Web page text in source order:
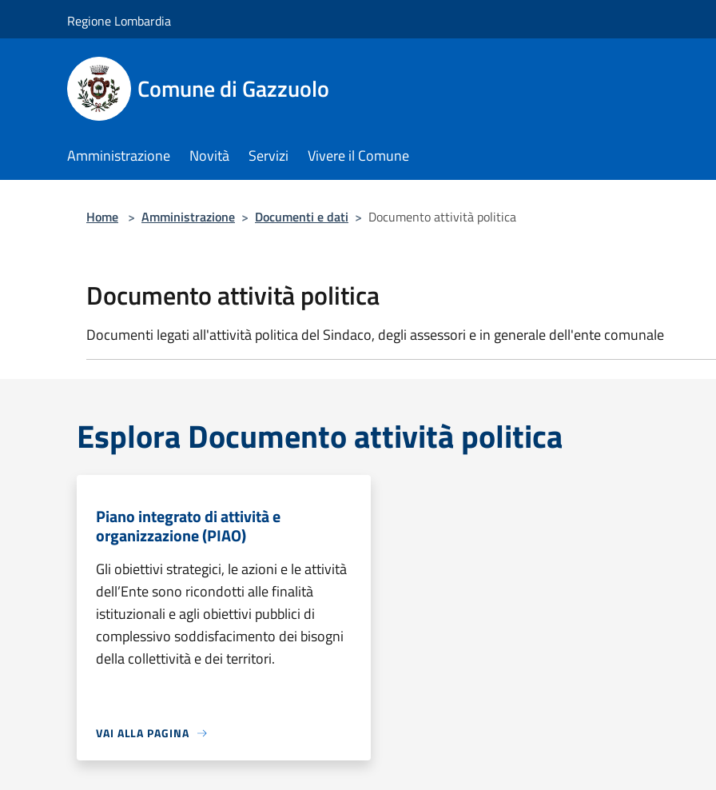
Regione Lombardia
Comune di Gazzuolo
Amministrazione Novità Servizi Vivere il Comune
Home > Amministrazione > Documenti e dati > Documento attività politica
Documento attività politica
Documenti legati all'attività politica del Sindaco, degli assessori e in generale dell'ente comunale
Esplora Documento attività politica
Piano integrato di attività e
organizzazione (PIAO)
Gli obiettivi strategici, le azioni e le attività
dell’Ente sono ricondotti alle finalità
istituzionali e agli obiettivi pubblici di
complessivo soddisfacimento dei bisogni
della collettività e dei territori.
VAI ALLA PAGINA